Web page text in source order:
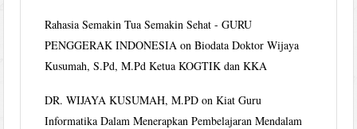
Rahasia Semakin Tua Semakin Sehat - GURU
PENGGERAK INDONESIA onBiodata Doktor Wijaya
Kusumah, S.Pd, M.Pd Ketua KOGTIK dan KKA
DR. WIJAYA KUSUMAH, M.PD onKiat Guru
Informatika Dalam Menerapkan Pembelajaran Mendalam